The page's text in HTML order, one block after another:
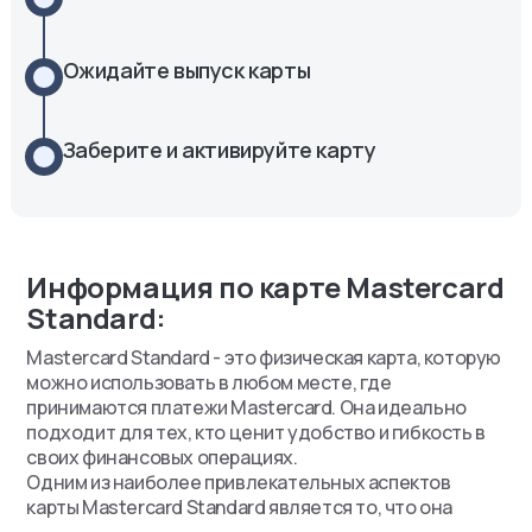
Ожидайте выпуск карты
Заберите и активируйте карту
Информация по карте Mastercard
Standard:
Mastercard Standard - это физическая карта, которую
можно использовать в любом месте, где
принимаются платежи Mastercard. Она идеально
подходит для тех, кто ценит удобство и гибкость в
своих финансовых операциях.
Одним из наиболее привлекательных аспектов
карты Mastercard Standard является то, что она